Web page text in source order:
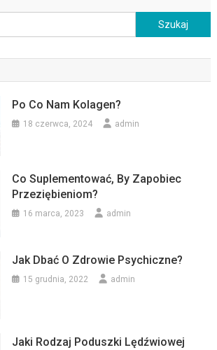
Szukaj:
Po Co Nam Kolagen?
18 czerwca, 2024 admin
Co Suplementować, By Zapobiec
Przeziębieniom?
16 marca, 2023 admin
Jak Dbać O Zdrowie Psychiczne?
15 grudnia, 2022 admin
Jaki Rodzaj Poduszki Lędźwiowej